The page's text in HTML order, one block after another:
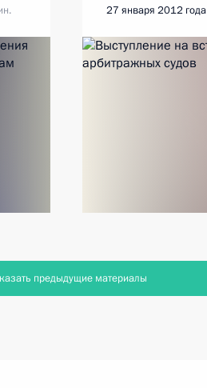
27 января 2012 года
предыдущие материалы